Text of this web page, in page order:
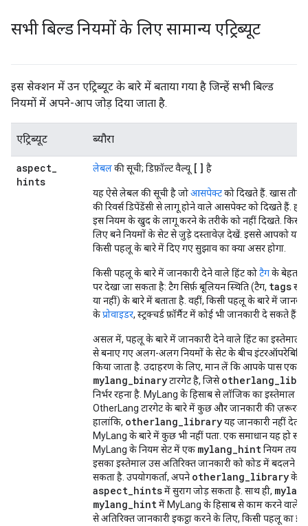
सभी बिल्ड नियमों के लिए सामान्य एट्रिब्यूट
इस सेक्शन में उन एट्रिब्यूट के बारे में बताया गया है जिन्हें सभी बिल्ड
नियमों में अपने-आप जोड़ दिया जाता है.
एट्रिब्यूट ब्यौरा
aspect_
hints
लेबलकी सूची; डिफ़ॉल्ट वैल्यू [] है
यह ऐसे लेबल की सूची है जोआसपेक्टको दिखते हैं. खास तौर
की रिवर्स डिपेंडेंसी से लागू होने वाले आसपेक्ट को दिखते हैं.
इस नियम के खुद के लागू करने के तरीके को नहीं दिखते. किसी
लिए बने नियमों के सेट से जुड़े दस्तावेज़ देखें. इससे आपको यह
किसी पहलू के बारे में दिए गए सुझाव का क्या असर होगा.
किसी पहलू के बारे में जानकारी देने वाले हिंट कोटैगके बेहतर
पर देखा जा सकता है: टैग सिर्फ़ बूलियन स्थिति (टैग, tags
या नहीं) के बारे में बताता है. वहीं, किसी पहलू के बारे में
केप्रोवाइडर, स्ट्रक्चर्ड फ़ॉर्मैट में कोई भी जानकारी दे सकते हैं.
असल में, पहलू के बारे में जानकारी देने वाले हिंट का इस्तेमाल,
से बनाए गए अलग-अलग नियमों के सेट के बीच
किया जाता है. उदाहरण के लिए, मान लें कि आपके पास एक
mylang_binaryटारगेट है, जिसे
निर्भर रहना है. MyLang के हिसाब से लॉजिक का इस्तेमाल
OtherLang टारगेट के बारे में कुछ और जानकारी की ज़रूरत
हालांकि, otherlang_libraryयह जानकारी नहीं देता,
MyLang के बारे में कुछ भी नहीं पता. एक समाधान यह हो
MyLang के नियम सेट में एक mylang_hintनियम तय
इसका इस्तेमाल उस अतिरिक्त जानकारी को कोड में बदलने के
सकता है. उपयोगकर्ता, अपने otherlang_libraryके
aspect_hintsमें सुराग जोड़ सकता है. साथ ही,
mylang_hintमें MyLang के हिसाब से काम करने वाले
से अतिरिक्त जानकारी इकट्ठा करने के लिए, किसी पहलू का